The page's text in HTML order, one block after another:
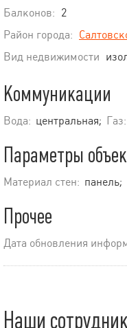
Балконов: 2
Район города:
Вид недвижимости
Коммуникации
Вода: центральная; Газ:
Параметры
Материал стен: панель;
Прочее
Дата обновления
Наши